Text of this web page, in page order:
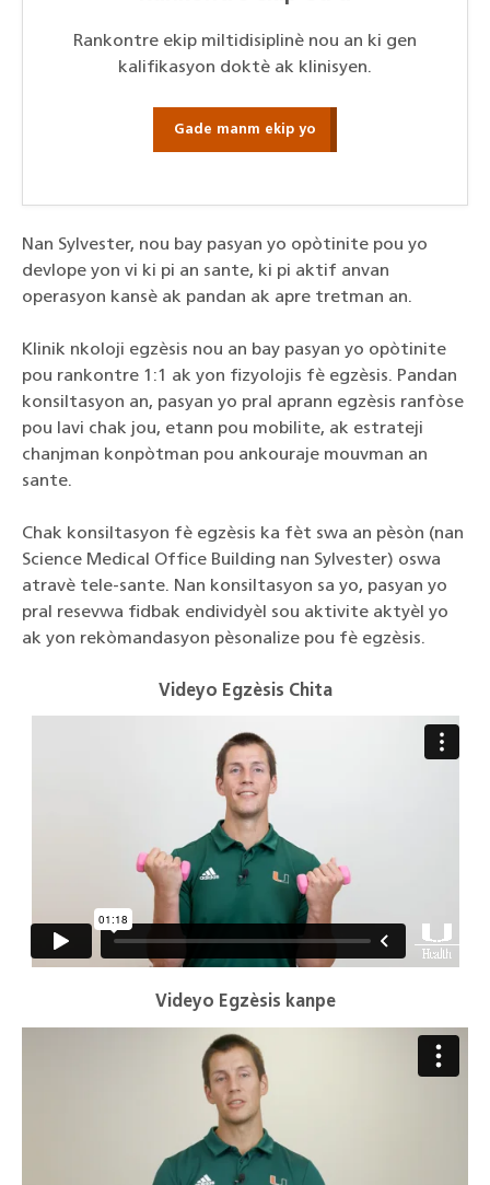
Rankontre ekip miltidisiplinè nou an ki gen
kalifikasyon doktè ak klinisyen.
Gade manm ekip yo
Nan Sylvester, nou bay pasyan yo opòtinite pou yo
devlope yon vi ki pi an sante, ki pi aktif anvan
operasyon kansè ak pandan ak apre tretman an.
Klinik nkoloji egzèsis nou an bay pasyan yo opòtinite
pou rankontre 1:1 ak yon fizyolojis fè egzèsis. Pandan
konsiltasyon an, pasyan yo pral aprann egzèsis ranfòse
pou lavi chak jou, etann pou mobilite, ak estrateji
chanjman konpòtman pou ankouraje mouvman an
sante.
Chak konsiltasyon fè egzèsis ka fèt swa an pèsòn (nan
Science Medical Office Building nan Sylvester) oswa
atravè tele-sante. Nan konsiltasyon sa yo, pasyan yo
pral resevwa fidbak endividyèl sou aktivite aktyèl yo
ak yon rekòmandasyon pèsonalize pou fè egzèsis.
Videyo Egzèsis Chita
Videyo Egzèsis kanpe